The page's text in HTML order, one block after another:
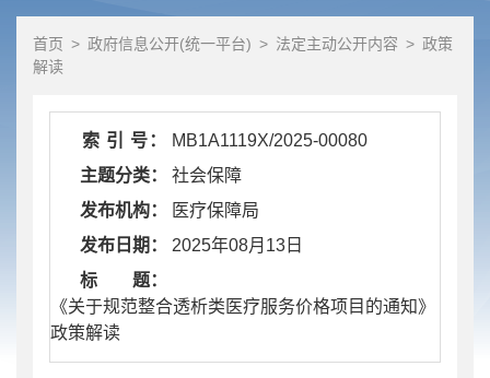
首页 > 政府信息公开(统一平台) > 法定主动公开内容 > 政策
解读
索 引 号：
MB1A1119X/2025-00080
主题分类：
社会保障
发布机构：
医疗保障局
发布日期：
2025年08月13日
标 题：
​ 《关于规范整合透析类医疗服务价格项目的通知》
政策解读